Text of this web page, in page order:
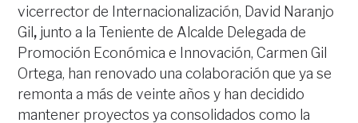
vicerrector de Internacionalización, David Naranjo
Gil , junto a la Teniente de Alcalde Delegada de
Promoción Económica e Innovación, Carmen Gil
Ortega, han renovado una colaboración que ya se
remonta a más de veinte años y han decidido
mantener proyectos ya consolidados como la